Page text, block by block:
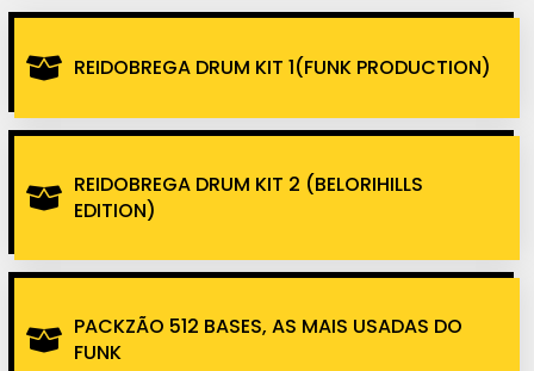
REIDOBREGA DRUM KIT 1(FUNK PRODUCTION)
REIDOBREGA DRUM KIT 2 (BELORIHILLS
EDITION)
PACKZÃO 512 BASES, AS MAIS USADAS DO
FUNK